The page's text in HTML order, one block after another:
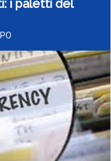
i paletti del